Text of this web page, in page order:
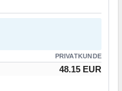
PRIVATKUNDE
48.15 EUR